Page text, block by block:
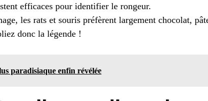
efficaces pour identifier le rongeur.
les rats et souris préfèrent largement chocolat,
donc la légende !
paradisiaque enfin révélée